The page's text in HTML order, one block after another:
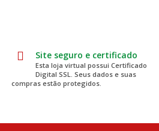
Site seguro e certificado
Esta loja virtual possui Certificado
Digital SSL. Seus dados e suas
compras estão protegidos.